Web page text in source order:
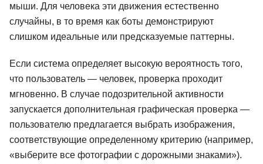
мыши. Для человека эти движения естественно
случайны, в то время как боты демонстрируют
слишком идеальные или предсказуемые паттерны.
Если система определяет высокую вероятность того,
что пользователь — человек, проверка проходит
мгновенно. В случае подозрительной активности
запускается дополнительная графическая проверка —
пользователю предлагается выбрать изображения,
соответствующие определенному критерию (например,
«выберите все фотографии с дорожными знаками»).